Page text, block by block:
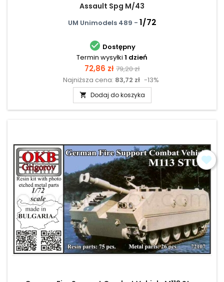
Assault Spg M/43
UM Unimodels 489 - 1/72
 Dostępny
Termin wysyłki 1 dzień
Cena
72,86 zł Cena
podstawowa
79,20 zł
Najniższa cena: 83,72 zł -13%
 Dodaj do koszyka